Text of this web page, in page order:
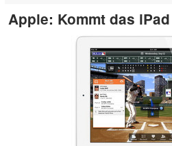
Apple: Kommt das